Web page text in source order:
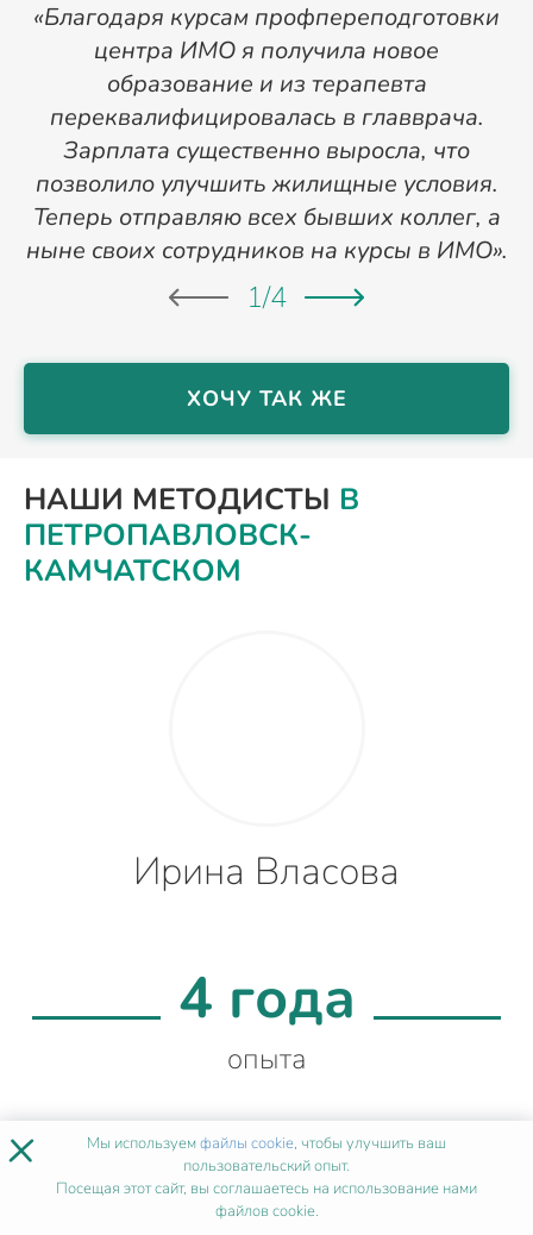
«Благодаря курсам профпереподготовки
центра ИМО я получила новое
образование и из терапевта
переквалифицировалась в главврача.
Зарплата существенно выросла, что
позволило улучшить жилищные условия.
Теперь отправляю всех бывших коллег, а
ныне своих сотрудников на курсы в ИМО».
1/4
ХОЧУ ТАК ЖЕ
НАШИ МЕТОДИСТЫ В
ПЕТРОПАВЛОВСК-
КАМЧАТСКОМ
Ирина Власова
4 года
опыта
99%
× Мы используемфайлы cookie, чтобы улучшить ваш
пользовательский опыт.
Посещая этот сайт, вы соглашаетесь на использование нами
файлов cookie.